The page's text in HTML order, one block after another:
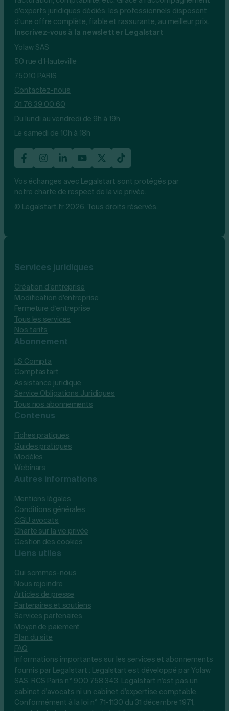
d’experts juridiques dédiés, les professionnels disposent
d’une offre complète, fiable et rassurante, au meilleur prix.
Inscrivez-vous à la newsletter Legalstart
Yolaw SAS
50 rue d’Hauteville
75010 PARIS
Contactez-nous
01 76 39 00 60
Du lundi au vendredi de 9h à 19h
Le samedi de 10h à 18h
Vos échanges avec Legalstart sont protégés par
notre charte de respect de la vie privée.
© Legalstart.fr 2026. Tous droits réservés.
Services juridiques
Création d’entreprise
Modification d’entreprise
Fermeture d’entreprise
Tous les services
Nos tarifs
Abonnement
LS Compta
Comptastart
Assistance juridique
Service Obligations Juridiques
Tous nos abonnements
Contenus
Fiches pratiques
Guides pratiques
Modèles
Webinars
Autres informations
Mentions légales
Conditions générales
CGU avocats
Charte sur la vie privée
Gestion des cookies
Liens utiles
Qui sommes-nous
Nous rejoindre
Articles de presse
Partenaires et soutiens
Services partenaires
Moyen de paiement
Plan du site
FAQ
Informations importantes sur les services et abonnements
fournis par Legalstart : Legalstart est développé par Yolaw
SAS, RCS Paris n° 900 758 343. Legalstart n'est pas un
cabinet d'avocats ni un cabinet d'expertise comptable.
Conformément à la loi n° 71-1130 du 31 décembre 1971,